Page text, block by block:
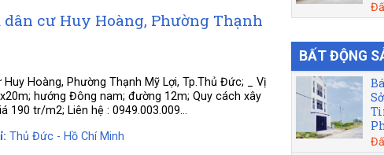
cư Huy Hoàng, Phường Thạnh
Hoàng, Phường Thạnh Mỹ Lợi, Tp.Thủ Đức; _ Vị
hướng Đông nam; đường 12m; Quy cách xây
190 tr/m2; Liên hệ : 0949.003.009...
Thủ Đức - Hồ Chí Minh
BẤT ĐỘNG